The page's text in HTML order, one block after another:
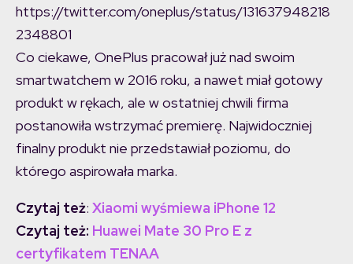
https://twitter.com/oneplus/status/131637948218
2348801
Co ciekawe, OnePlus pracował już nad swoim
smartwatchem w 2016 roku, a nawet miał gotowy
produkt w rękach, ale w ostatniej chwili firma
postanowiła wstrzymać premierę. Najwidoczniej
finalny produkt nie przedstawiał poziomu, do
którego aspirowała marka.
Czytaj też: Xiaomi wyśmiewa iPhone 12
Czytaj też: Huawei Mate 30 Pro E z
certyfikatem TENAA